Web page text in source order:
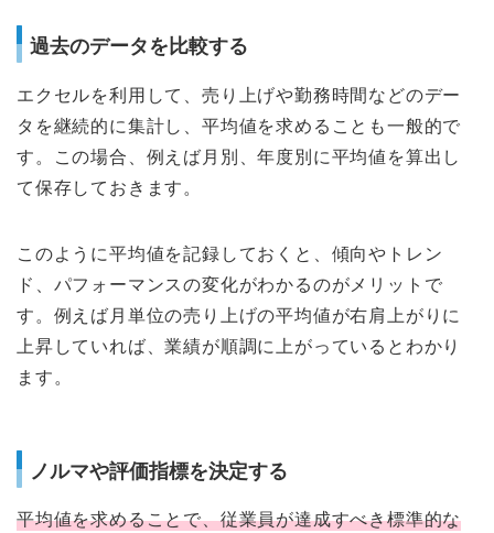
過去のデータを比較する
エクセルを利用して、売り上げや勤務時間などのデー
タを継続的に集計し、平均値を求めることも一般的で
す。この場合、例えば月別、年度別に平均値を算出し
て保存しておきます。
このように平均値を記録しておくと、傾向やトレン
ド、パフォーマンスの変化がわかるのがメリットで
す。例えば月単位の売り上げの平均値が右肩上がりに
上昇していれば、業績が順調に上がっているとわかり
ます。
ノルマや評価指標を決定する
平均値を求めることで、従業員が達成すべき標準的な